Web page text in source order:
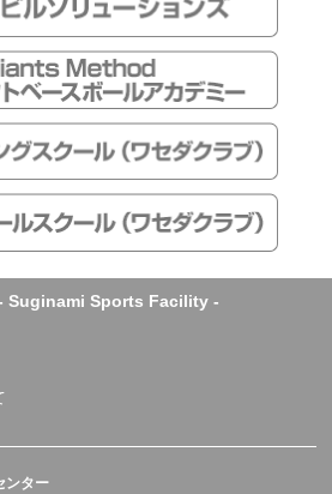
Suginami Sports Facility -
ンター